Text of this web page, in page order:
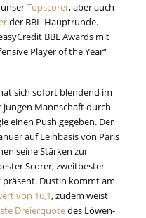
unserTopscorer, aber auch
der BBL-Hauptrunde.
BBL Awards mit
Player of the Year“
sich sofort blendend im
jungen Mannschaft durch
einen Push gegeben. Der
auf Leihbasis von Paris
seine Stärken zur
Scorer, zweitbester
Dustin kommt am
von 16,1, zudem weist
Dreierquotedes Löwen-